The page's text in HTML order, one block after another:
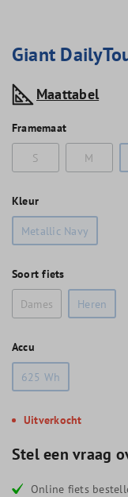
Giant
Maattabel
Framemaat
S
M
Kleur
Metallic Navy
Soort fiets
Dames
Heren
Accu
625 Wh
Uitverkocht
Stel een vraag
Online fiets